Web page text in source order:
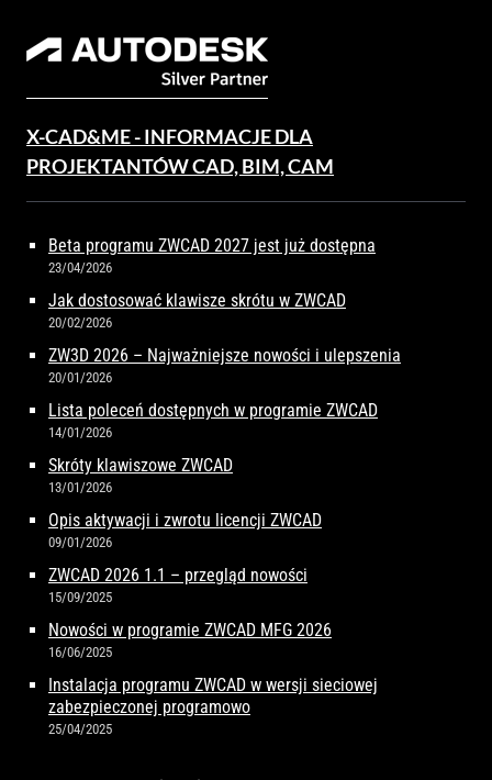
X-CAD&ME - INFORMACJE DLA
PROJEKTANTÓW CAD, BIM, CAM
Beta programu ZWCAD 2027 jest już dostępna
23/04/2026
Jak dostosować klawisze skrótu w ZWCAD
20/02/2026
ZW3D 2026 – Najważniejsze nowości i ulepszenia
20/01/2026
Lista poleceń dostępnych w programie ZWCAD
14/01/2026
Skróty klawiszowe ZWCAD
13/01/2026
Opis aktywacji i zwrotu licencji ZWCAD
09/01/2026
ZWCAD 2026 1.1 – przegląd nowości
15/09/2025
Nowości w programie ZWCAD MFG 2026
16/06/2025
Instalacja programu ZWCAD w wersji sieciowej
zabezpieczonej programowo
25/04/2025